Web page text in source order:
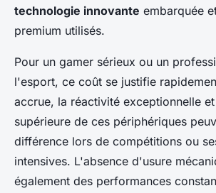
technologie innovante embarquée
premium utilisés.
Pour un gamer sérieux ou un
l'esport, ce coût se justifie
accrue, la réactivité exceptionnelle
supérieure de ces périphériques
différence lors de compétitions ou
intensives. L'absence d'usure
également des performances